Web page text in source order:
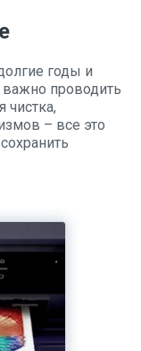
годы и
важно проводить
чистка,
– все это